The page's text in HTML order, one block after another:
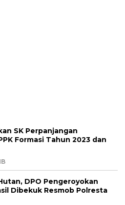
SK Perpanjangan
Formasi Tahun 2023 dan
DPO Pengeroyokan
Dibekuk Resmob Polresta